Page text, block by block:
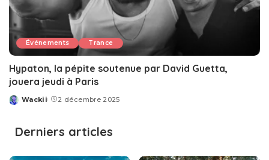
Événements Trance
Hypaton, la pépite soutenue par David Guetta,
jouera jeudi à Paris
Posted
Wackii 2 décembre 2025
Derniers articles